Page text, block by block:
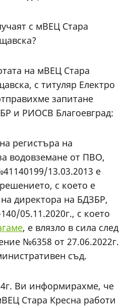
с мВЕЦ Стара
на мВЕЦ Стара
с титуляр Електро
запитане
и РИОСВ Благоевград:
регистъра на
водовземане от ПВО,
13.03.2013 е
с което е
директора на БДЗБР,
05.11.2020г., с което
, е влязло в сила след
№6358 от 27.06.2022г.
съд.
Ви информирахме, че
Стара Кресна работи